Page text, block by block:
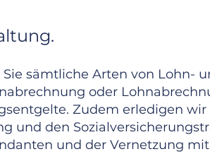
sämtliche Arten von Lohn-
oder
Zudem erledigen
und den
und der Vernetzung